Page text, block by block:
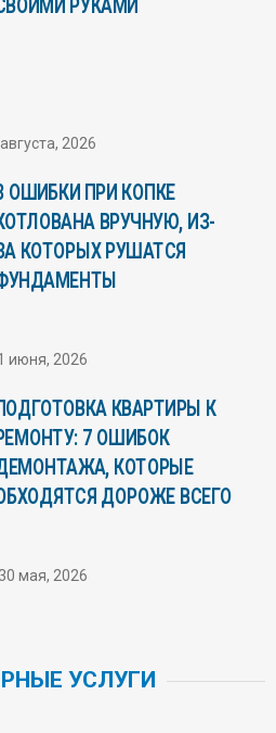
РУКАМИ
2026
ОШИБКИ ПРИ КОПКЕ
ВРУЧНУЮ, ИЗ-
КОТОРЫХ РУШАТСЯ
июня, 2026
КВАРТИРЫ К
7 ОШИБОК
КОТОРЫЕ
ДОРОЖЕ ВСЕГО
30 мая, 2026
УСЛУГИ